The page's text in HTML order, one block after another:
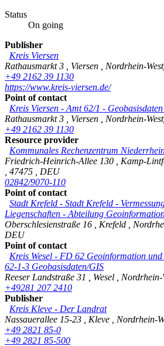
Status
On going
Publisher
Kreis Viersen
Rathausmarkt 3
Viersen Nordrhein-
+49 2162 39 1130
https://www.kreis-viersen.de/
Point of contact
Kreis Viersen - Amt 62/1 -
Rathausmarkt 3
Viersen Nordrhein-
+49 2162 39 1130
Resource provider
Kommunales Rechenzentrum
Friedrich-Heinrich-Allee 130
Kamp-
47475
DEU
02842/9070-110
Point of contact
Stadt Krefeld - Stadt Krefeld -
Liegenschaften - Abteilung
Oberschlesienstraße 16
Krefeld
DEU
Point of contact
Kreis Wesel - FD 62 Geoinformation
62-1-3 Geobasisdaten/GIS
Reeser Landstraße 31
Wesel Nordrhein-
+49281 207 2410
Publisher
Kreis Kleve - Der Landrat
Nassauerallee 15-23
Kleve Nordrhein-
+49 2821 85-0
+49 2821 85-500